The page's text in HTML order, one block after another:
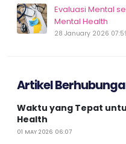
Evaluasi Mental
Mental Health
28 January 2026
Artikel
Waktu yang Tepat
Health
01 MAY 2026 06:07